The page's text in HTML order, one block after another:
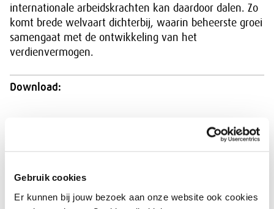
Gebruik cookies
Er kunnen bij jouw bezoek aan onze website ook cookies
internationale arbeidskrachten kan daardoor dalen. Zo
komt brede welvaart dichterbij, waarin beheerste groei
samengaat met de ontwikkeling van het
verdienvermogen.
Download:
Arbeidsmigratie naar waarde: Minder waar het
kan, beter waar het moet (4812 kb)
Zicht op artikelen